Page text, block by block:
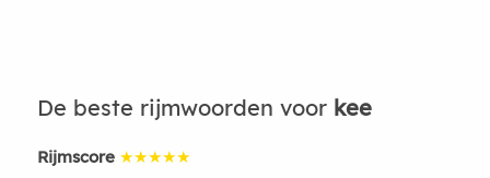
De beste rijmwoorden voor kee
Rijmscore ★★★★★